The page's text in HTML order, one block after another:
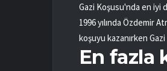
Gazi Koşusu'nda en iyi
1996 yılında Özdemir
koşuyu kazanırken
En fazla